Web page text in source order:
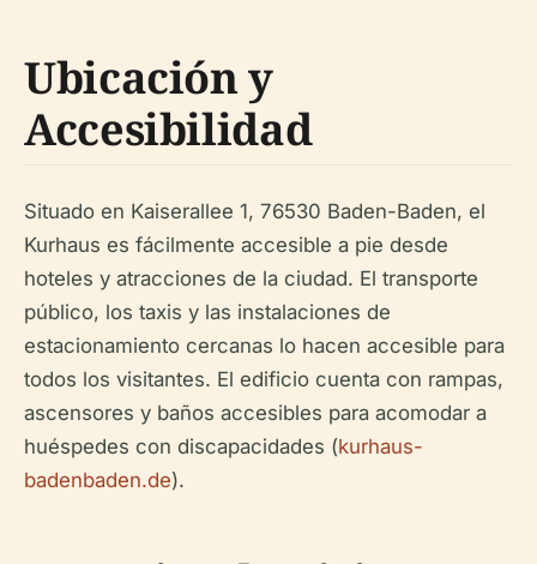
Ubicación y
Accesibilidad
Situado en Kaiserallee 1, 76530 Baden-Baden, el
Kurhaus es fácilmente accesible a pie desde
hoteles y atracciones de la ciudad. El transporte
público, los taxis y las instalaciones de
estacionamiento cercanas lo hacen accesible para
todos los visitantes. El edificio cuenta con rampas,
ascensores y baños accesibles para acomodar a
huéspedes con discapacidades (kurhaus-
badenbaden.de).